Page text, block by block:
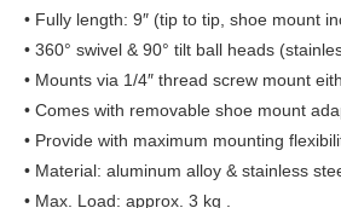
• Fully length: 9″ (tip to tip, shoe mount
• 360° swivel & 90° tilt ball heads
• Mounts via 1/4″ thread screw mount
• Comes with removable shoe mount
• Provide with maximum mounting
• Material: aluminum alloy & stainless
• Max. Load: approx. 3 kg .